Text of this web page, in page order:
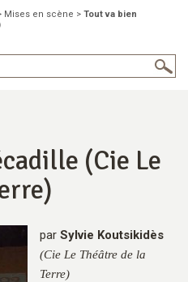
Mises en scène > Tout va bien
(Cie Le
par Sylvie Koutsikidès
(Cie Le Théâtre de la
Terre)